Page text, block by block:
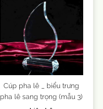
Cúp pha lê _ biểu trưng
pha lê sang trọng (mẫu 3)